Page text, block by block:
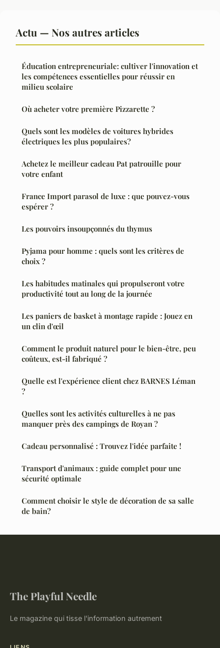
Actu — Nos autres articles
Éducation entrepreneuriale: cultiver l'innovation et
les compétences essentielles pour réussir en
milieu scolaire
Où acheter votre première Pizzarette ?
Quels sont les modèles de voitures hybrides
électriques les plus populaires?
Achetez le meilleur cadeau Pat patrouille pour
votre enfant
France Import parasol de luxe : que pouvez-vous
espérer ?
Les pouvoirs insoupçonnés du thymus
Pyjama pour homme : quels sont les critères de
choix ?
Les habitudes matinales qui propulseront votre
productivité tout au long de la journée
Les paniers de basket à montage rapide : Jouez en
un clin d'œil
Comment le produit naturel pour le bien-être, peu
coûteux, est-il fabriqué ?
Quelle est l'expérience client chez BARNES Léman
?
Quelles sont les activités culturelles à ne pas
manquer près des campings de Royan ?
Cadeau personnalisé : Trouvez l'idée parfaite !
Transport d'animaux : guide complet pour une
sécurité optimale
Comment choisir le style de décoration de sa salle
de bain?
The Playful Needle
Le magazine qui tisse l'information autrement